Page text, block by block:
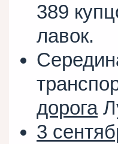
389
лавок.
дорога
3